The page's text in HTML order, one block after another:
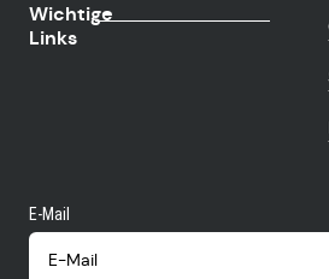
Wichtige
Links
E-Mail